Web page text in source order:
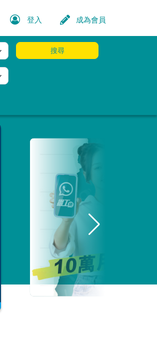
登入 成為會員
搜尋